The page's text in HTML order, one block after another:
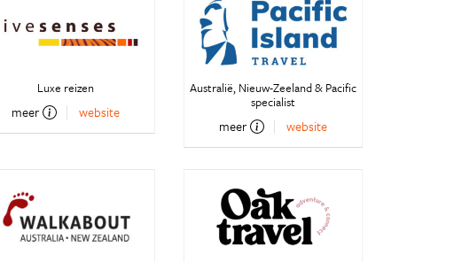
Luxe reizen
meer website
Australië, Nieuw-Zeeland & Pacific
specialist
meer website